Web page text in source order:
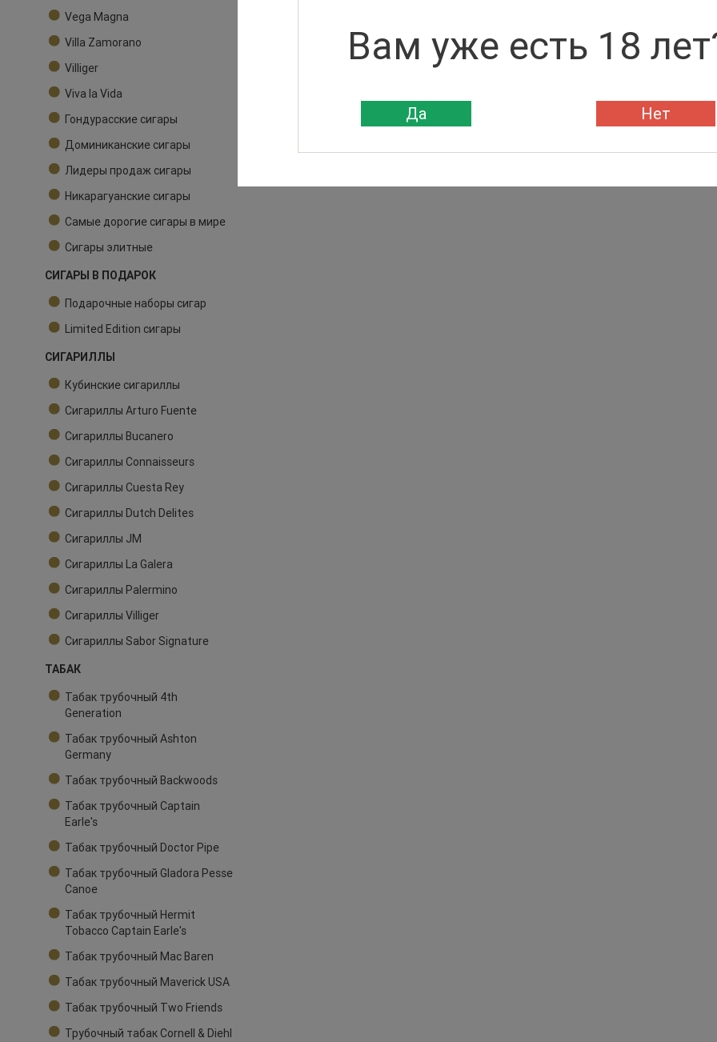
Vega Magna
Villa Zamorano
Villiger
Viva la Vida
Гондурасские сигары
Доминиканские сигары
Лидеры продаж сигары
Никарагуанские сигары
Самые дорогие сигары в мире
Сигары элитные
СИГАРЫ В ПОДАРОК
Подарочные наборы сигар
Limited Edition сигары
СИГАРИЛЛЫ
Кубинские сигариллы
Сигариллы Arturo Fuente
Сигариллы Bucanero
Сигариллы Connaisseurs
Сигариллы Cuesta Rey
Сигариллы Dutch Delites
Сигариллы JM
Сигариллы La Galera
Сигариллы Palermino
Сигариллы Villiger
Сигариллы Sabor Signature
ТАБАК
Табак трубочный 4th
Generation
Табак трубочный Ashton
Germany
Табак трубочный Backwoods
Табак трубочный Captain
Earle's
Табак трубочный Doctor Pipe
Табак трубочный Gladora Pesse
Canoe
Табак трубочный Hermit
Tobacco Captain Earle's
Табак трубочный Mac Baren
Табак трубочный Maverick USA
Табак трубочный Two Friends
Трубочный табак Cornell & Diehl
Вам уже есть 18
Да Нет